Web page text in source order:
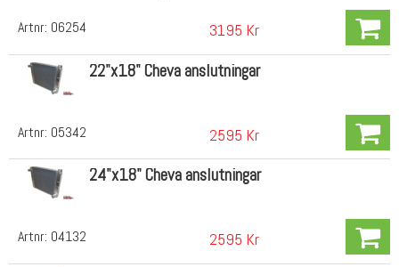
Artnr: 06254 3195 Kr
Artnr: 05342
22"x18" Cheva anslutningar
2595 Kr
Artnr: 04132
24"x18" Cheva anslutningar
2595 Kr